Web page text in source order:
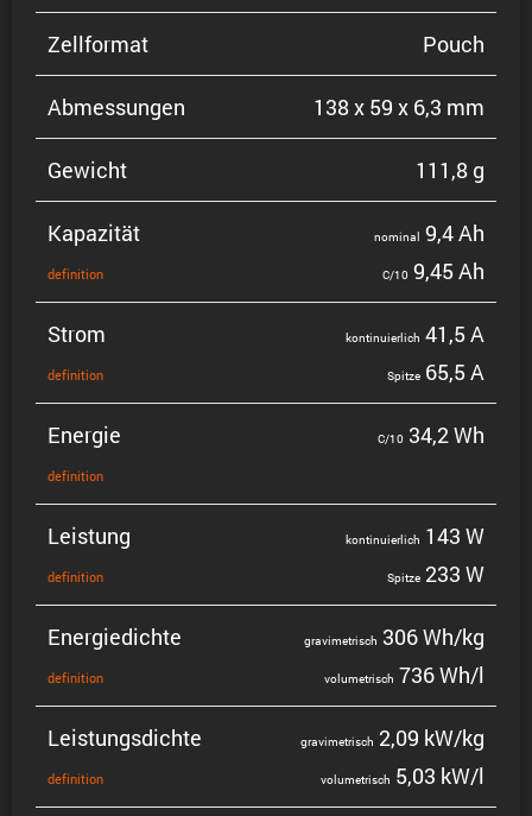
Zellformat Pouch
Abmes­sungen 138 x 59 x 6,3 mm
Gewicht 111,8 g
Kapazität
defini­tion
nominal 9,4 Ah
C/10 9,45 Ah
Strom
defini­tion
konti­nu­ier­lich 41,5 A
Spitze 65,5 A
Energie
defini­tion
C/10 34,2 Wh
Leistung
defini­tion
konti­nu­ier­lich 143 W
Spitze 233 W
Energie­dichte
defini­tion
gravi­me­trisch 306 Wh/kg
volume­trisch 736 Wh/l
Leistungs­dichte
defini­tion
gravi­me­trisch 2,09 kW/kg
volume­trisch 5,03 kW/l